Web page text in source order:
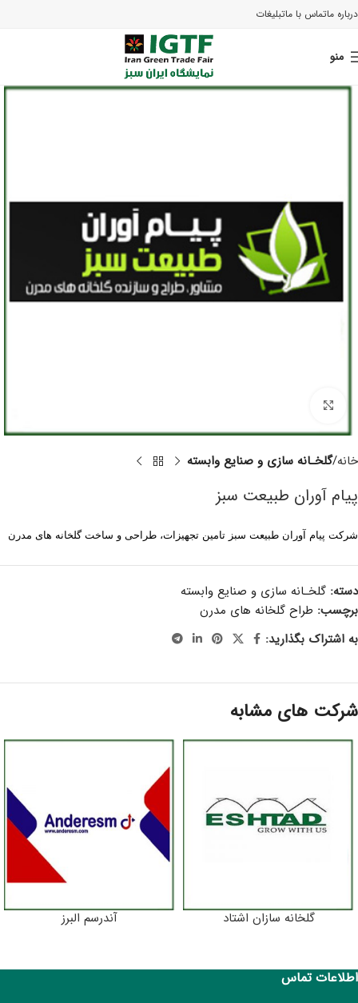
درباره ماتماس با ماتبلیغات
منو
خانه گلخـانه سازی و صنایع وابسته
پیام آوران طبیعت سبز
شرکت پیام آوران طبیعت سبز تامین تجهیزات، طراحی و ساخت گلخانه های مدرن
دسته: گلخـانه سازی و صنایع وابسته
برچسب: طراح گلخانه های مدرن
به اشتراک بگذارید:
شرکت های مشابه
گلخانه سازان اشتاد آندرسم البرز
اطلاعات تماس